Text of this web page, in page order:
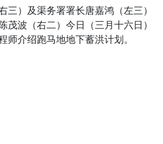
三）及渠务署署长唐嘉鸿（左三）
茂波（右二）今日（三月十六日）
师介绍跑马地地下蓄洪计划。